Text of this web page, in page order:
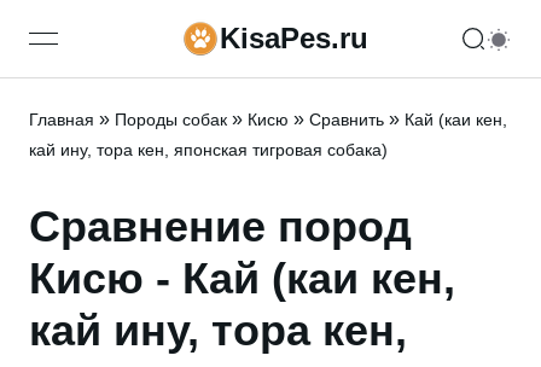
open navigation menuKisaPes.ru
Главная » Породы собак » Кисю » Сравнить » Кай (каи кен,
кай ину, тора кен, японская тигровая собака)
Сравнение пород
Кисю - Кай (каи кен,
кай ину, тора кен,